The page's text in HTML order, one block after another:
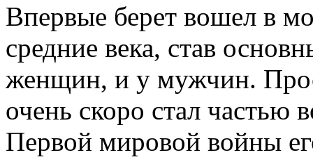
Впервые берет вошел в
средние века, став
женщин, и у мужчин.
очень скоро стал
Первой мировой войны